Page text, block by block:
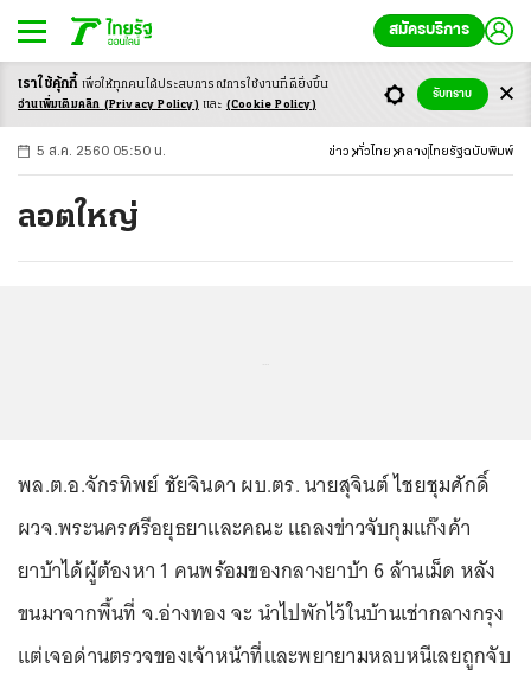
สมัครบริการ
-ก ก ก+
5 ส.ค. 2560 05:50 น. ข่าว ทั่วไทย กลาง ไทยรัฐฉบับพิมพ์
ลอตใหญ่
พล.ต.อ.จักรทิพย์ ชัยจินดา ผบ.ตร. นายสุจินต์ ไชยชุมศักดิ์
ผวจ.พระนครศรีอยุธยาและคณะ แถลงข่าวจับกุมแก๊งค้า
ยาบ้าได้ผู้ต้องหา 1 คนพร้อมของกลางยาบ้า 6 ล้านเม็ด หลัง
ขนมาจากพื้นที่ จ.อ่างทอง จะ นำไปพักไว้ในบ้านเช่ากลางกรุง
แต่เจอด่านตรวจของเจ้าหน้าที่และพยายามหลบหนีเลยถูกจับ
เราใช้คุ้กกี้ เพื่อให้ทุกคนได้ประสบการณ์การใช้งานที่ดียิ่งขึ้น
อ่านเพิ่มเติมคลิก (Privacy Policy) และ (Cookie Policy)
รับทราบ